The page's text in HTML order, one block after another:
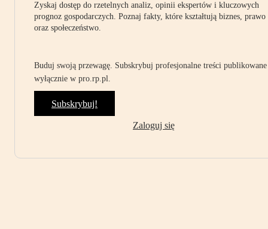
Zyskaj dostęp do rzetelnych analiz, opinii ekspertów i kluczowych
prognoz gospodarczych. Poznaj fakty, które kształtują biznes, prawo
oraz społeczeństwo.
Buduj swoją przewagę. Subskrybuj profesjonalne treści publikowane
wyłącznie w pro.rp.pl.
Subskrybuj!
Zaloguj się